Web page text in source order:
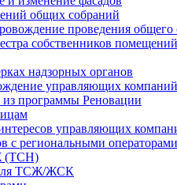
общих собраний
проведения общего
собственников помещений
надзорных органов
управляющих компаний
программы Реновации
управляющих
с региональными
(ТСН)
ТСЖ/ЖСК